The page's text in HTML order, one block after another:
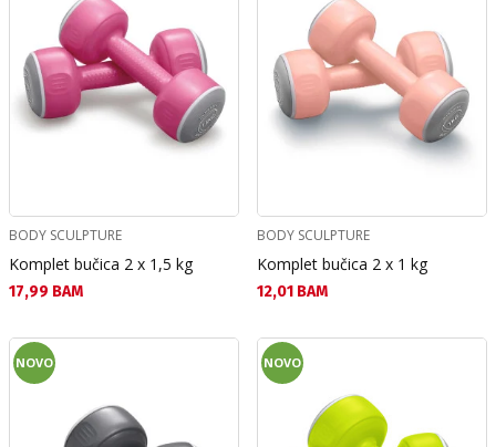
BODY SCULPTURE
Komplet bučica 2 x 1,5 kg
Текуща цена:
17,99 BAM
BODY SCULPTURE
Komplet bučica 2 x 1 kg
Текуща цена:
12,01 BAM
NOVO NOVO